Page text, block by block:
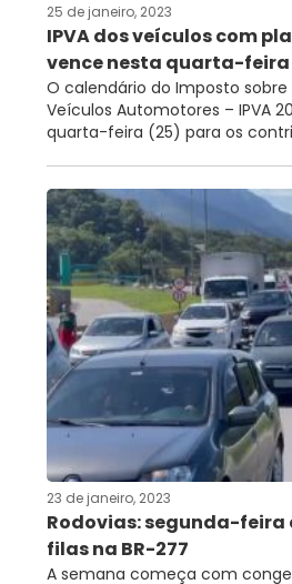
25 de janeiro, 2023
IPVA dos veículos com
vence nesta quarta-feira
O calendário do Imposto sobre
Veículos Automotores – IPVA
quarta-feira (25) para os
23 de janeiro, 2023
Rodovias: segunda-feira
filas na BR-277
A semana começa com